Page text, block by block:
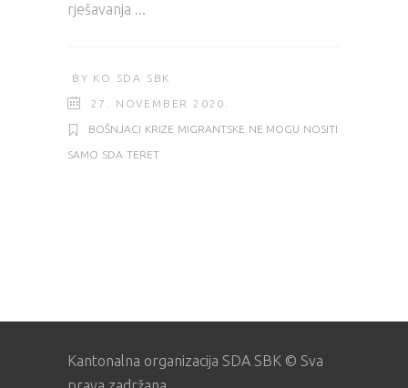
rješavanja
BY KO SDA SBK
27. NOVEMBER 2020.
BOŠNJACI KRIZE MIGRANTSKE NE MOGU NOSITI
SAMO SDA TERET
Kantonalna organizacija SDA SBK © Sva